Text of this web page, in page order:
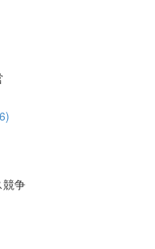
争